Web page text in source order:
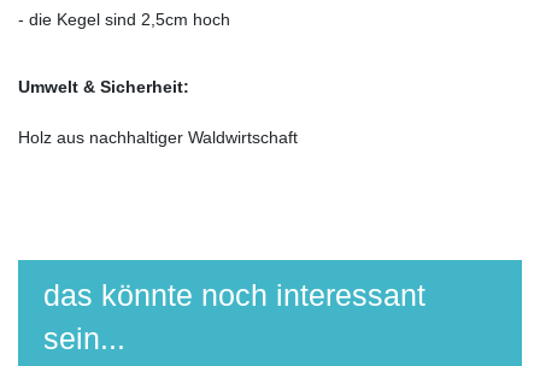
- die Kegel sind 2,5cm hoch
Umwelt & Sicherheit:
Holz aus nachhaltiger Waldwirtschaft
das könnte noch interessant
sein...